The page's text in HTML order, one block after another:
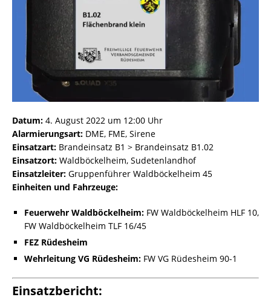
Datum: 4. August 2022 um 12:00 Uhr
Alarmierungsart: DME, FME, Sirene
Einsatzart: Brandeinsatz B1 > Brandeinsatz B1.02
Einsatzort: Waldböckelheim, Sudetenlandhof
Einsatzleiter: Gruppenführer Waldböckelheim 45
Einheiten und Fahrzeuge:
Feuerwehr Waldböckelheim: FW Waldböckelheim HLF 10,
FW Waldböckelheim TLF 16/45
FEZ Rüdesheim
Wehrleitung VG Rüdesheim: FW VG Rüdesheim 90-1
Einsatzbericht: